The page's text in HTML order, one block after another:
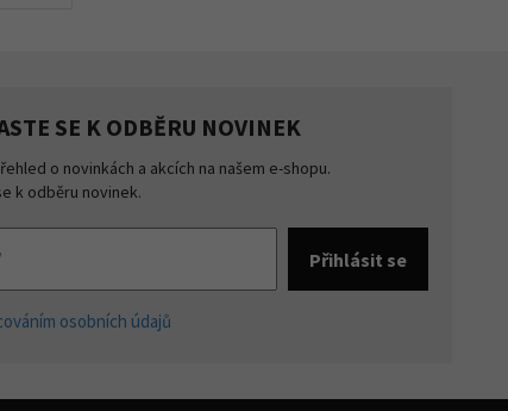
SE K ODBĚRU NOVINEK
o novinkách a akcích na našem e-shopu.
k odběru novinek.
osobních údajů